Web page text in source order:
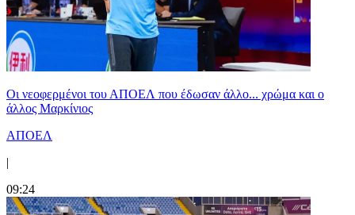
Οι νεοφερμένοι του ΑΠΟΕΛ που έδωσαν άλλο... χρώμα και ο
άλλος Μαρκίνιος
ΑΠΟΕΛ
|
09:24